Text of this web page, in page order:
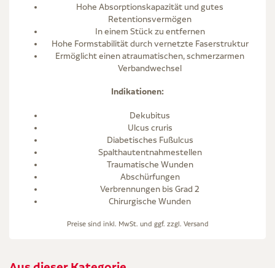
Hohe Absorptionskapazität und gutes
Retentionsvermögen
In einem Stück zu entfernen
Hohe Formstabilität durch vernetzte Faserstruktur
Ermöglicht einen atraumatischen, schmerzarmen
Verbandwechsel
Indikationen:
Dekubitus
Ulcus cruris
Diabetisches Fußulcus
Spalthautentnahmestellen
Traumatische Wunden
Abschürfungen
Verbrennungen bis Grad 2
Chirurgische Wunden
Preise sind inkl. MwSt. und ggf. zzgl. Versand